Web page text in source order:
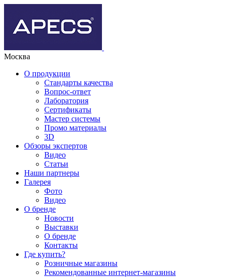
Москва
О продукции
Стандарты качества
Вопрос-ответ
Лаборатория
Сертификаты
Мастер системы
Промо материалы
3D
Обзоры экспертов
Видео
Статьи
Наши партнеры
Галерея
Фото
Видео
О бренде
Новости
Выставки
О бренде
Контакты
Где купить?
Розничные магазины
Рекомендованные интернет-магазины